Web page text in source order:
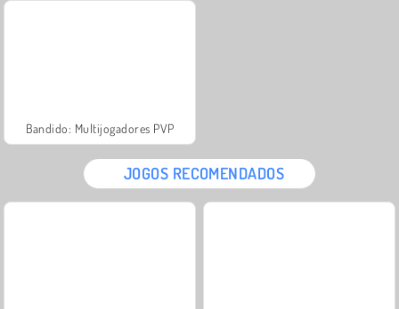
Bandido: Multijogadores PVP
JOGOS RECOMENDADOS